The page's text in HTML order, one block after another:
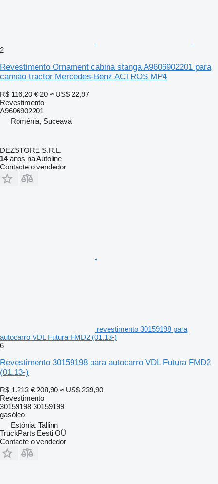
2
Revestimento Ornament cabina stanga A9606902201 para
camião tractor Mercedes-Benz ACTROS MP4
R$ 116,20 € 20 ≈ US$ 22,97
Revestimento
A9606902201
Roménia, Suceava
DEZSTORE S.R.L.
14anos na Autoline
Contacte o vendedor
revestimento 30159198 para
autocarro VDL Futura FMD2 (01.13-)
6
Revestimento 30159198 para autocarro VDL Futura FMD2
(01.13-)
R$ 1.213 € 208,90 ≈ US$ 239,90
Revestimento
30159198 30159199
gasóleo
Estónia, Tallinn
TruckParts Eesti OÜ
Contacte o vendedor